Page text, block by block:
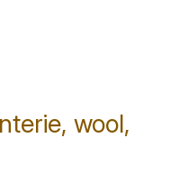
wool,